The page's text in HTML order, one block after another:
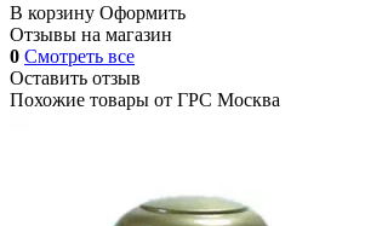
В корзину Оформить
Отзывы на магазин
0 Смотреть все
Оставить отзыв
Похожие товары от ГРС Москва